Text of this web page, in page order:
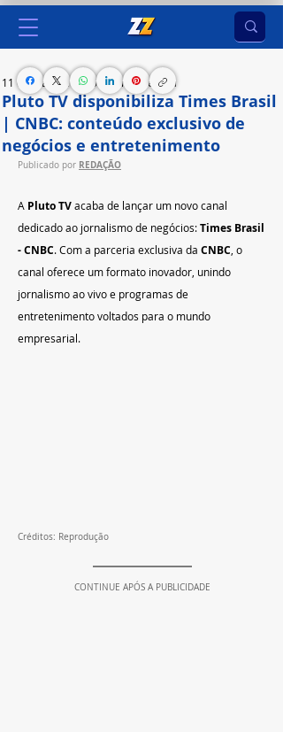
Pluto TV disponibiliza Times Brasil
| CNBC: conteúdo exclusivo de
negócios e entretenimento
11 de mar. de 2025 2 min de leitura
Publicado por REDAÇÃO
A Pluto TV acaba de lançar um novo canal
dedicado ao jornalismo de negócios: Times Brasil
- CNBC. Com a parceria exclusiva da CNBC , o
canal oferece um formato inovador, unindo
jornalismo ao vivo e programas de
entretenimento voltados para o mundo
empresarial.
Créditos: Reprodução
CONTINUE APÓS A PUBLICIDADE